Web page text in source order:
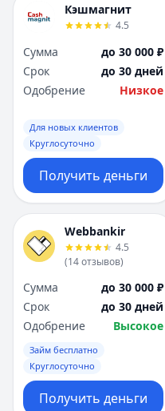
Кэшмагнит
4.5
Сумма
до 30 000 ₽
Срок
до 30 дней
Одобрение
Низкое
Для новых клиентов
Круглосуточно
Получить деньги
Webbankir
4.5
(14отзывов)
Сумма
до 30 000 ₽
Срок
до 30 дней
Одобрение
Высокое
Займ бесплатно
Круглосуточно
Получить деньги